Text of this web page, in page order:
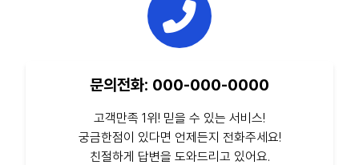
문의전화: 000-000-0000
고객만족 1위! 믿을 수 있는 서비스!
궁금한점이 있다면 언제든지 전화주세요!
친절하게 답변을 도와드리고 있어요.